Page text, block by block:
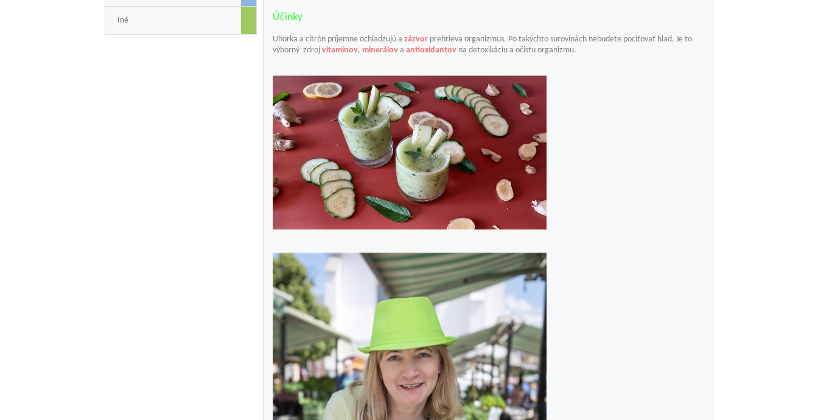
Iné Účinky
Uhorka a citrón príjemne ochladzujú a zázvor prehrieva organizmus. Po takýchto surovinách nebudete pociťovať hlad. Je to
výborný zdroj vitamínov, minerálov a antioxidantov na detoxikáciu a očistu organizmu.